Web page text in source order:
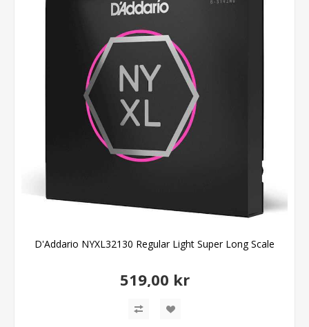
D'Addario NYXL32130 Regular Light Super Long Scale
519,00 kr